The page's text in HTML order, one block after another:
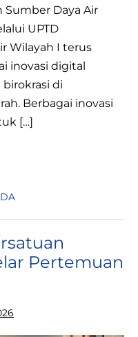
Sumber Daya Air
UPTD
Wilayah I terus
inovasi digital
di
Berbagai inovasi
[…]
Pertemuan